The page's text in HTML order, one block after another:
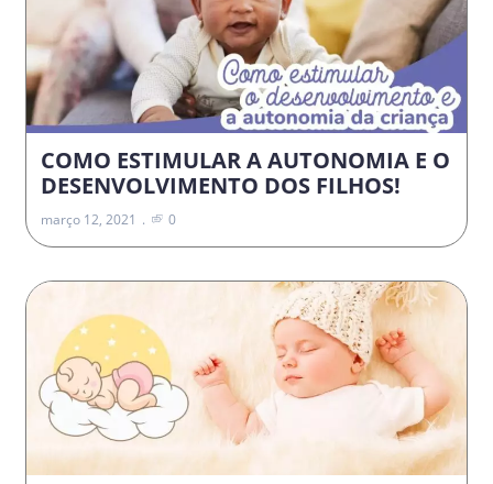
COMO ESTIMULAR A AUTONOMIA E O
DESENVOLVIMENTO DOS FILHOS!
março 12, 2021 0